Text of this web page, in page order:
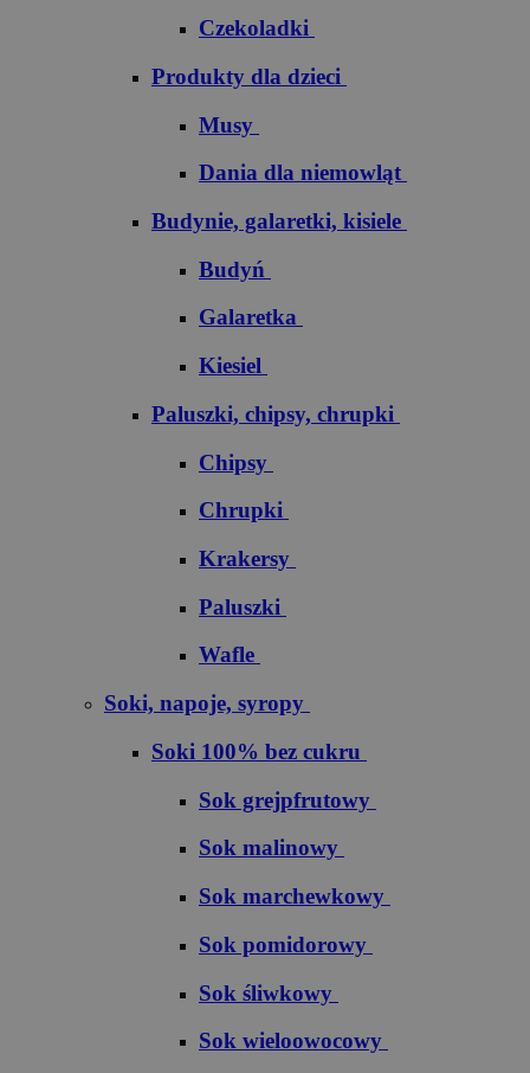
Czekoladki
Produkty dla dzieci
Musy
Dania dla niemowląt
Budynie, galaretki, kisiele
Budyń
Galaretka
Kiesiel
Paluszki, chipsy, chrupki
Chipsy
Chrupki
Krakersy
Paluszki
Wafle
Soki, napoje, syropy
Soki 100% bez cukru
S​o​k​ ​g​r​e​j​p​f​r​u​t​o​w​y
Sok malinowy
Sok marchewkowy
Sok pomidorowy
Sok śliwkowy
Sok wieloowocowy